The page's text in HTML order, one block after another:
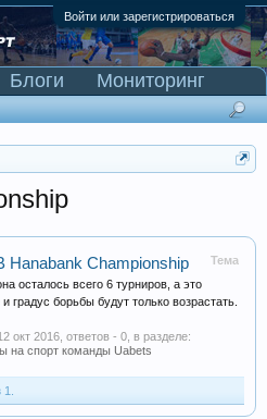
Войти или зарегистрироваться
Тема
Hanabank Championship
осталось всего 6 турниров, а это
градус борьбы будут только возрастать.
окт 2016 , ответов - 0, в разделе:
на спорт команды Uabets
Блоги
Мониторинг